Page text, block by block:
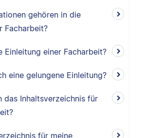
gehören in die
Facharbeit?
Einleitung einer Facharbeit?
eine gelungene Einleitung?
das Inhaltsverzeichnis für
für meine